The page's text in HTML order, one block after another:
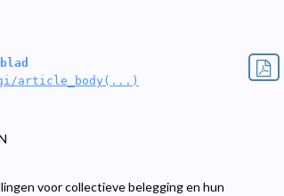
article_body(...)
voor collectieve belegging en hun